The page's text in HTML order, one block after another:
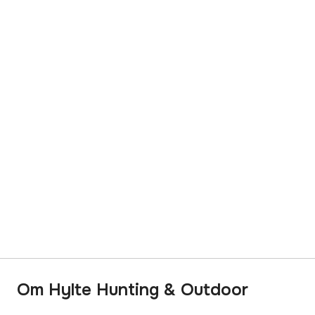
Om Hylte Hunting & Outdoor